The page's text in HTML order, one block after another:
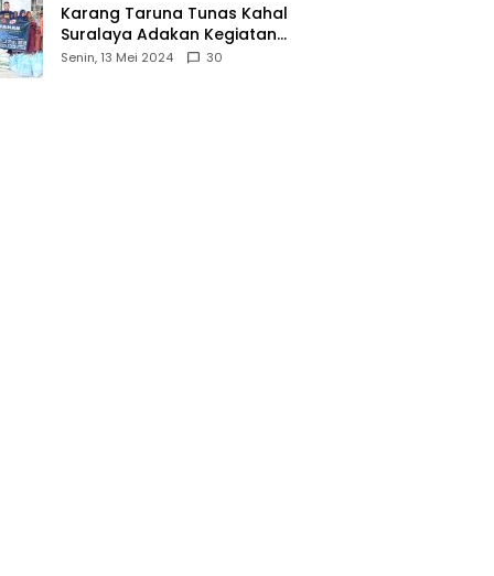
Karang Taruna Tunas Kahal
Suralaya Adakan Kegiatan
Bansos Terhadap Kaum
Senin, 13 Mei 2024 30